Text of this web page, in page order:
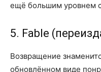
ещё большим уровнем
5. Fable
Возвращение
обновлённом виде